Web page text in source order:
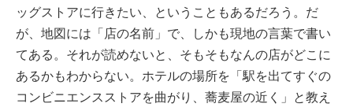
ッグストアに行きたい、ということもあるだろう。だ
が、地図には「店の名前」で、しかも現地の言葉で書い
てある。それが読めないと、そもそもなんの店がどこに
あるかもわからない。ホテルの場所を「駅を出てすぐの
コンビニエンスストアを曲がり、蕎麦屋の近く」と教え